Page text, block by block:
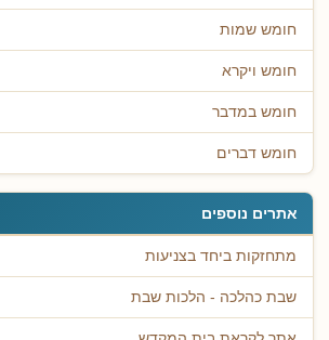
חומש שמות
חומש ויקרא
חומש במדבר
חומש דברים
אתרים נוספים
מתחזקות ביחד בצניעות
שבת כהלכה - הלכות שבת